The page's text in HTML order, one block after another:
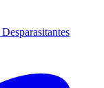
Desparasitantes